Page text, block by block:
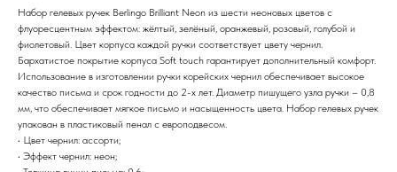
Набор гелевых ручек Berlingo Brilliant Neon из шести неоновых цветов с
флуоресцентным эффектом: жёлтый, зелёный, оранжевый, розовый, голубой и
фиолетовый. Цвет корпуса каждой ручки соответствует цвету чернил.
Бархатистое покрытие корпуса Soft touch гарантирует дополнительный комфорт.
Использование в изготовлении ручки корейских чернил обеспечивает высокое
качество письма и срок годности до 2-х лет. Диаметр пишущего узла ручки – 0,8
мм, что обеспечивает мягкое письмо и насыщенность цвета. Набор гелевых ручек
упакован в пластиковый пенал с европодвесом.
• Цвет чернил: ассорти;
• Эффект чернил: неон;